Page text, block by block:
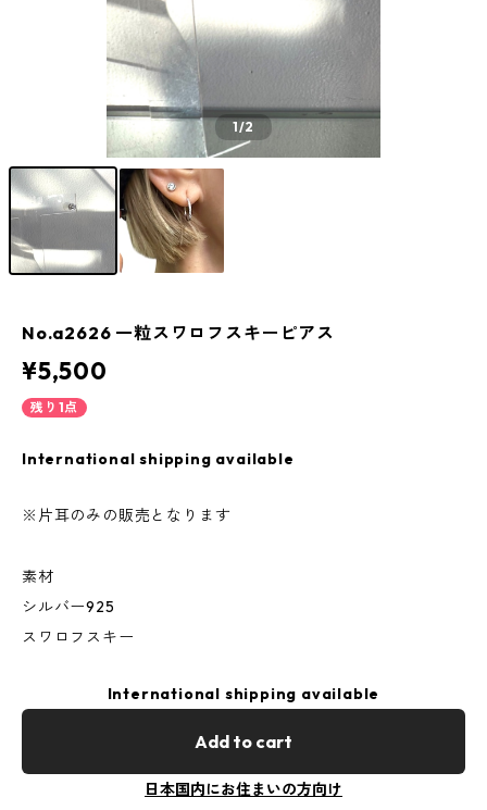
1/2
No.a2626 一粒スワロフスキーピアス
¥5,500
残り1点
International shipping available
※片耳のみの販売となります
素材
シルバー925
スワロフスキー
International shipping available
Add to cart
日本国内にお住まいの方向け